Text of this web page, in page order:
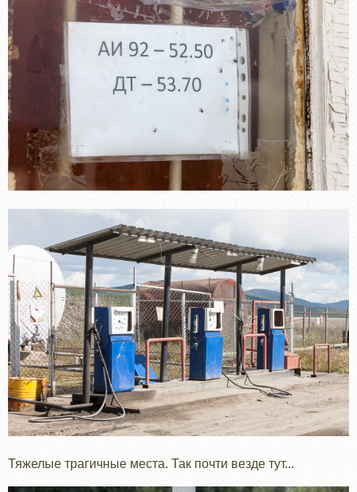
Тяжелые трагичные места. Так почти везде тут...